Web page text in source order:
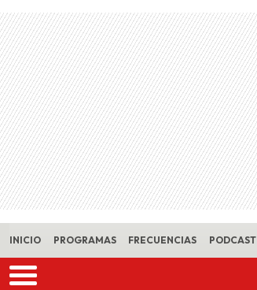
Skip to main content
INICIO PROGRAMAS FRECUENCIAS PODCAST